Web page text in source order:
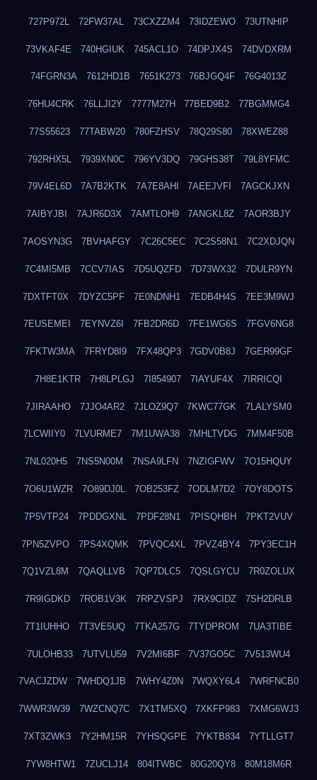
727P972L 72FW37AL 73CXZZM4 73IDZEWO 73UTNHIP
73VKAF4E 740HGIUK 745ACL1O 74DPJX4S 74DVDXRM
74FGRN3A 7612HD1B 7651K273 76BJGQ4F 76G4013Z
76HU4CRK 76LLJI2Y 7777M27H 77BED9B2 77BGMMG4
77S55623 77TABW20 780FZHSV 78Q29S80 78XWEZ88
792RHX5L 7939XN0C 796YV3DQ 79GHS38T 79L8YFMC
79V4EL6D 7A7B2KTK 7A7E8AHI 7AEEJVFI 7AGCKJXN
7AIBYJBI 7AJR6D3X 7AMTLOH9 7ANGKL8Z 7AOR3BJY
7AOSYN3G 7BVHAFGY 7C26C5EC 7C2S58N1 7C2XDJQN
7C4MI5MB 7CCV7IAS 7D5UQZFD 7D73WX32 7DULR9YN
7DXTFT0X 7DYZC5PF 7E0NDNH1 7EDB4H4S 7EE3M9WJ
7EUSEMEI 7EYNVZ6I 7FB2DR6D 7FE1WG6S 7FGV6NG8
7FKTW3MA 7FRYD8I9 7FX48QP3 7GDV0B8J 7GER99GF
7H8E1KTR 7H8LPLGJ 7I854907 7IAYUF4X 7IRRICQI
7JIRAAHO 7JJO4AR2 7JLOZ9Q7 7KWC77GK 7LALYSM0
7LCWIIY0 7LVURME7 7M1UWA38 7MHLTVDG 7MM4F50B
7NL020H5 7NS5N00M 7NSA9LFN 7NZIGFWV 7O15HQUY
7O6U1WZR 7O89DJ0L 7OB253FZ 7ODLM7D2 7OY8DOTS
7P5VTP24 7PDDGXNL 7PDF28N1 7PISQHBH 7PKT2VUV
7PN5ZVPO 7PS4XQMK 7PVQC4XL 7PVZ4BY4 7PY3EC1H
7Q1VZL8M 7QAQLLVB 7QP7DLC5 7QSLGYCU 7R0ZOLUX
7R9IGDKD 7ROB1V3K 7RPZVSPJ 7RX9CIDZ 7SH2DRLB
7T1IUHHO 7T3VE5UQ 7TKA257G 7TYDPROM 7UA3TIBE
7ULOHB33 7UTVLU59 7V2MI6BF 7V37GO5C 7V513WU4
7VACJZDW 7WHDQ1JB 7WHY4Z0N 7WQXY6L4 7WRFNCB0
7WWR3W39 7WZCNQ7C 7X1TM5XQ 7XKFP983 7XMG6WJ3
7XT3ZWK3 7Y2HM15R 7YHSQGPE 7YKTB834 7YTLLGT7
7YW8HTW1 7ZUCLJ14 804ITWBC 80G20QY8 80M18M6R